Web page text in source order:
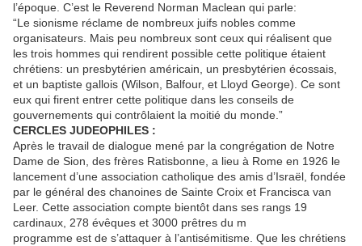
l’époque. C’est le Reverend Norman Maclean qui parle:
“Le sionisme réclame de nombreux juifs nobles comme
organisateurs. Mais peu nombreux sont ceux qui réalisent que
les trois hommes qui rendirent possible cette politique étaient
chrétiens: un presbytérien américain, un presbytérien écossais,
et un baptiste gallois (Wilson, Balfour, et Lloyd George). Ce sont
eux qui firent entrer cette politique dans les conseils de
gouvernements qui contrôlaient la moitié du monde.”
CERCLES JUDEOPHILES :
Après le travail de dialogue mené par la congrégation de Notre
Dame de Sion, des frères Ratisbonne, a lieu à Rome en 1926 le
lancement d’une association catholique des amis d’Israël, fondée
par le général des chanoines de Sainte Croix et Francisca van
Leer. Cette association compte bientôt dans ses rangs 19
cardinaux, 278 évêques et 3000 prêtres du m
programme est de s’attaquer à l’antisémitisme. Que les chrétiens